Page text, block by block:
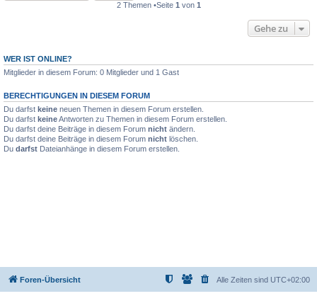
2 Themen •Seite 1 von 1
Gehe zu
WER IST ONLINE?
Mitglieder in diesem Forum: 0 Mitglieder und 1 Gast
BERECHTIGUNGEN IN DIESEM FORUM
Du darfst keine neuen Themen in diesem Forum erstellen.
Du darfst keineAntworten zu Themen in diesem Forum erstellen.
Du darfst deine Beiträge in diesem Forum nicht ändern.
Du darfst deine Beiträge in diesem Forum nicht löschen.
Du darfst Dateianhänge in diesem Forum erstellen.
Foren-Übersicht Alle Zeiten sind UTC+02:00